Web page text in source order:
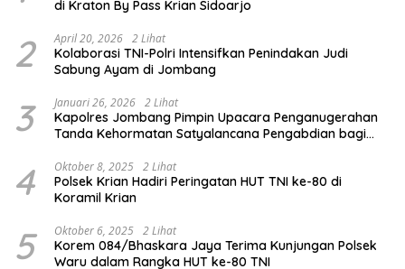
di Kraton By Pass Krian Sidoarjo
2 April 20, 2026 2 Lihat
Kolaborasi TNI-Polri Intensifkan Penindakan Judi
Sabung Ayam di Jombang
3 Januari 26, 2026 2 Lihat
Kapolres Jombang Pimpin Upacara Penganugerahan
Tanda Kehormatan Satyalancana Pengabdian bagi
4 Oktober 8, 2025 2 Lihat
Polsek Krian Hadiri Peringatan HUT TNI ke-80 di
Koramil Krian
5 Oktober 6, 2025 2 Lihat
Korem 084/Bhaskara Jaya Terima Kunjungan Polsek